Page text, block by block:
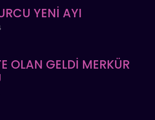
YENİ AYI
OLAN GELDİ MERKÜR